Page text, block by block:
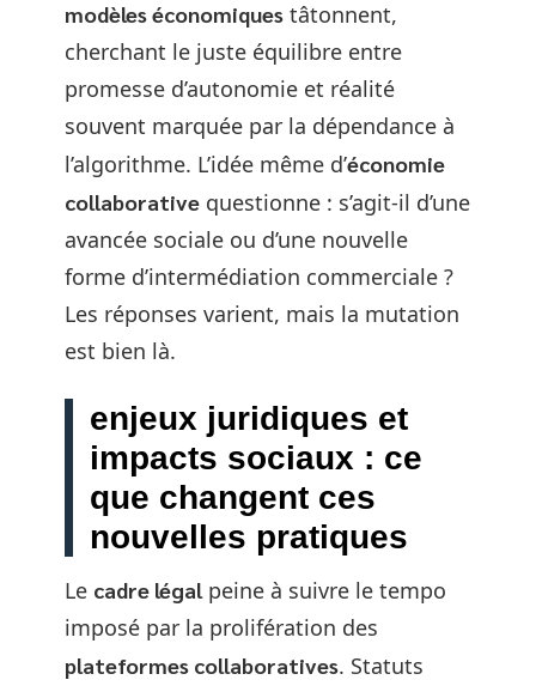
modèles économiques tâtonnent,
cherchant le juste équilibre entre
promesse d’autonomie et réalité
souvent marquée par la dépendance à
l’algorithme. L’idée même d’économie
collaborative questionne : s’agit-il d’une
avancée sociale ou d’une nouvelle
forme d’intermédiation commerciale ?
Les réponses varient, mais la mutation
est bien là.
enjeux juridiques et
impacts sociaux : ce
que changent ces
nouvelles pratiques
Le cadre légalpeine à suivre le tempo
imposé par la prolifération des
plateformes collaboratives. Statuts